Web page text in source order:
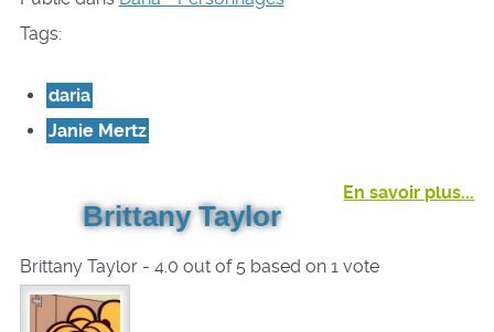
Tags:
daria
Janie Mertz
En savoir plus...
Brittany Taylor
Brittany Taylor- 4.0 out of 5 based on 1vote